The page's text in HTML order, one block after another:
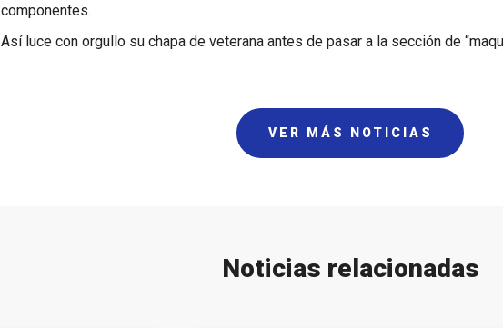
componentes.
Así luce con orgullo su chapa de veterana antes de pasar a la sección de
VER MÁS NOTICIAS
Noticias relacionadas